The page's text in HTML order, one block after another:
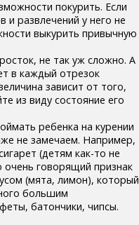
покурить. Если
и развлечений у него не
выкурить привычную
не так уж сложно. А
в каждый отрезок
зависит от того,
из виду состояние его
ребенка на курении
не замечаем. Например,
(детям как-то не
очень говорящий признак
(мята, лимон), который
большим
батончики, чипсы.